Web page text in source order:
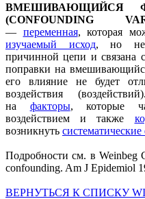
ВМЕШИВАЮЩИЙСЯ
(CONFOUNDING
— переменная, которая
изучаемый исход, но не
причинной цепи и связана
поправки на
его влияние не будет
воздействия
на факторы, которые
воздействием и также
возникнуть
Подробности см. в Weinbeg
confounding. Am J Epidemiol
ВЕРНУТЬСЯ К СПИСКУ